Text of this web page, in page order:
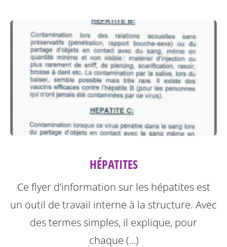
HÉPATITES
Ce flyer d’information sur les hépatites est
un outil de travail interne à la structure. Avec
des termes simples, il explique, pour
chaque (…)